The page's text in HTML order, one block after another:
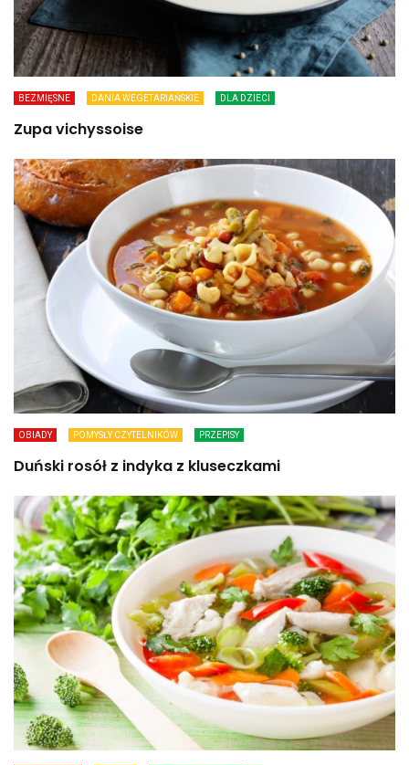
BEZMIĘSNE DANIA WEGETARIAŃSKIE DLA DZIECI
Zupa vichyssoise
OBIADY POMYSŁY CZYTELNIKÓW PRZEPISY
Duński rosół z indyka z kluseczkami